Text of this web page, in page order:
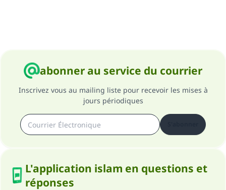
abonner au service du courrier
Inscrivez vous au mailing liste pour recevoir les mises à
jours périodiques
L'application islam en questions et
réponses